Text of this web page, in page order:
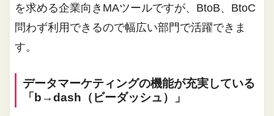
を求める企業向きMAツールですが、BtoB、BtoC
問わず利用できるので幅広い部門で活躍できま
す。
データマーケティングの機能が充実している
「b→dash（ビーダッシュ）」